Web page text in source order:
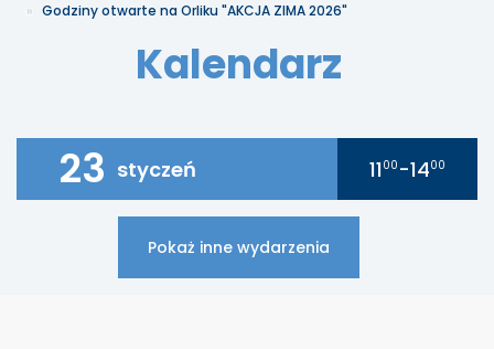
Godziny otwarte na Orliku "AKCJA ZIMA 2026"
Kalendarz
23 styczeń 1100 -1400
Pokaż inne wydarzenia